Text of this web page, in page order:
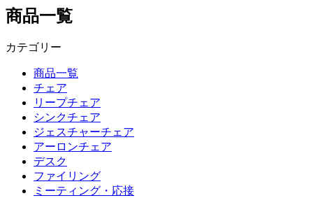
商品一覧
カテゴリー
商品一覧
チェア
リープチェア
シンクチェア
ジェスチャーチェア
アーロンチェア
デスク
ファイリング
ミーティング・応接